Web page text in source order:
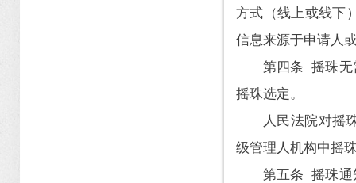
方式（线上或线下
信息来源于申请人
第四条 摇珠无
摇珠选定。
人民法院对摇
级管理人机构中摇
第五条 摇珠通